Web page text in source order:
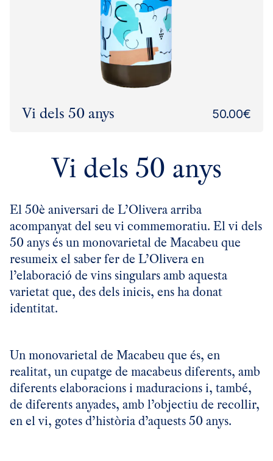
Vi dels 50 anys 50.00€
Vi dels 50 anys
El 50è aniversari de L’Olivera arriba
acompanyat del seu vi commemoratiu. El vi dels
50 anys és un monovarietal de Macabeu que
resumeix el saber fer de L’Olivera en
l’elaboració de vins singulars amb aquesta
varietat que, des dels inicis, ens ha donat
identitat.
Un monovarietal de Macabeu que és, en
realitat, un cupatge de macabeus diferents, amb
diferents elaboracions i maduracions i, també,
de diferents anyades, amb l’objectiu de recollir,
en el vi, gotes d’història d’aquests 50 anys.